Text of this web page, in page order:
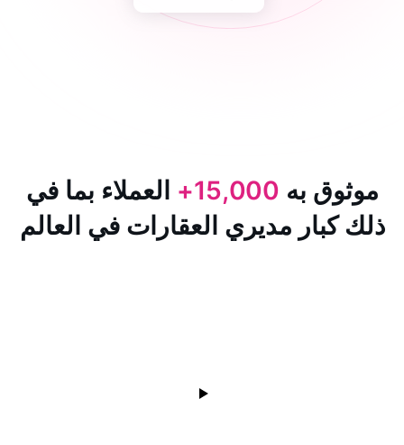
به15,000+ العملاء بما في
مديري العقارات في العالم